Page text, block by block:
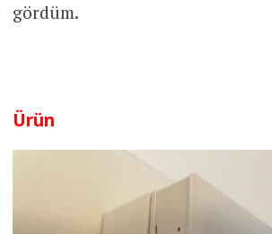
gördüm.
Ürün